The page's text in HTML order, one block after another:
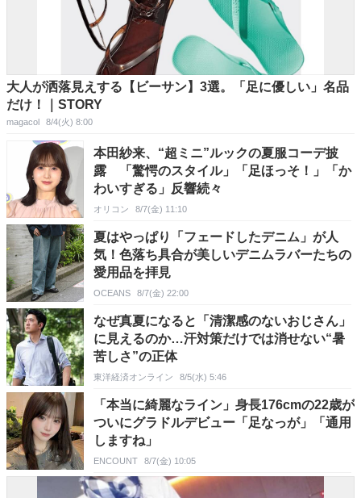
大人が洒落見えする【ビーサン】3選。「足に優しい」名品
だけ！｜STORY
magacol 8/4(火) 8:00
本田紗来、“超ミニ”ルックの夏服コーデ披
露 「驚愕のスタイル」「足ほっそ！」「か
わいすぎる」反響続々
オリコン 8/7(金) 11:10
夏はやっぱり「フェードしたデニム」が人
気！色落ち具合が美しいデニムラバーたちの
愛用品を拝見
OCEANS 8/7(金) 22:00
なぜ真夏になると「清潔感のないおじさん」
に見えるのか…汗対策だけでは消せない“暑
苦しさ”の正体
東洋経済オンライン 8/5(水) 5:46
「本当に綺麗なライン」身長176cmの22歳が
ついにグラドルデビュー「足なっが」「通用
しますね」
ENCOUNT 8/7(金) 10:05